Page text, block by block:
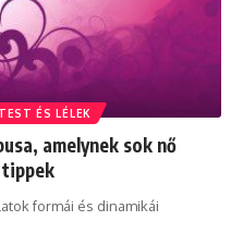
TEST ÉS LÉLEK
amelynek sok nő
formái és dinamikái